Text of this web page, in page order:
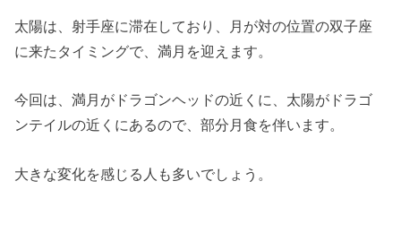
太陽は、射手座に滞在しており、月が対の位置の双子座
に来たタイミングで、満月を迎えます。
今回は、満月がドラゴンヘッドの近くに、太陽がドラゴ
ンテイルの近くにあるので、部分月食を伴います。
大きな変化を感じる人も多いでしょう。